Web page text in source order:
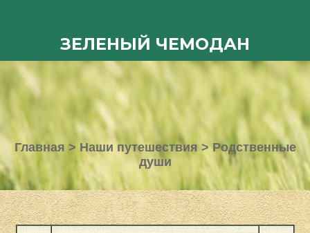
ЗЕЛЕНЫЙ ЧЕМОДАН
Главная > Наши путешествия >Родственные
души